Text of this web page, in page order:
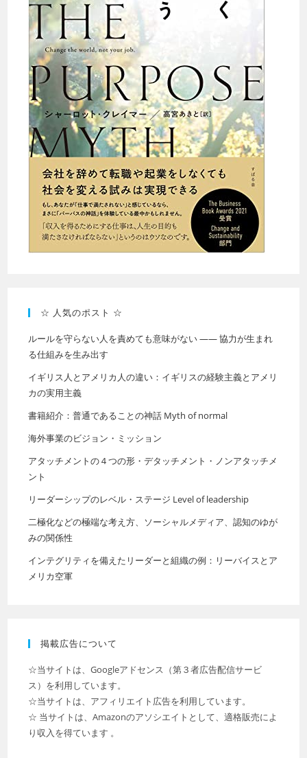
☆ 人気のポスト ☆
ルールを守らない人を責めても意味がない —— 協力が生まれ
る仕組みを生み出す
イギリス人とアメリカ人の違い：イギリスの経験主義とアメリ
カの実用主義
書籍紹介：普通であることの神話 Myth of normal
海外事業のビジョン・ミッション
アタッチメントの４つの形・デタッチメント・ノンアタッチメ
ント
リーダーシップのレベル・ステージ Level of leadership
二極化などの極端な考え方、ソーシャルメディア、認知のゆが
みの関係性
インテグリティを備えたリーダーと組織の例：リーバイスとア
メリカ空軍
掲載広告について
☆当サイトは、Googleアドセンス（第３者広告配信サービ
ス）を利用しています。
☆当サイトは、アフィリエイト広告を利用しています。
☆ 当サイトは、Amazonのアソシエイトとして、適格販売によ
り収入を得ています 。